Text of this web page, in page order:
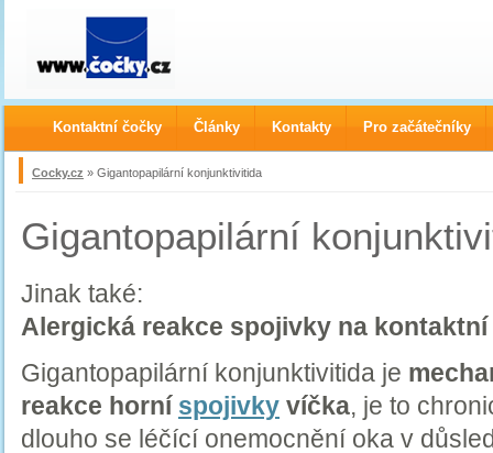
Cocky.cz » Gigantopapilární konjunktivitida
Gigantopapilární
Jinak také:
Alergická reakce spojivky na
Gigantopapilární konjunktivitida je
reakce horní spojivky víčka, je to
dlouho se léčící onemocnění oka v
Kontaktní čočky Články Kontakty Pro začátečníky